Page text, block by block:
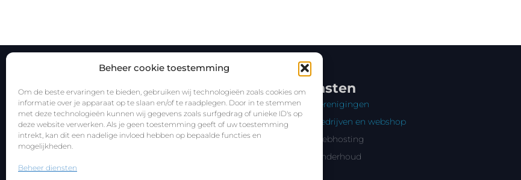
Beheer cookie toestemming
Om de beste ervaringen te bieden, gebruiken wij technologieën zoals cookies om
informatie over je apparaat op te slaan en/of te raadplegen. Door in te stemmen
met deze technologieën kunnen wij gegevens zoals surfgedrag of unieke ID's op
deze website verwerken. Als je geen toestemming geeft of uw toestemming
intrekt, kan dit een nadelige invloed hebben op bepaalde functies en
mogelijkheden.
Beheer diensten
HC Websites
Een stijlvolle website voor iedereen!
ondernemingsnr: BE0782.775.053
HC Websites valt onder de vrijstellingsregeling kleine
Diensten
Verenigingen
Bedrijven en webshop
Webhosting
Onderhoud